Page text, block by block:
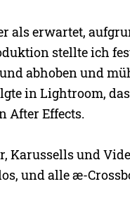
als erwartet,
stellte ich
abhoben und
in Lightroom,
After Effects.
Karussells und
und alle æ-